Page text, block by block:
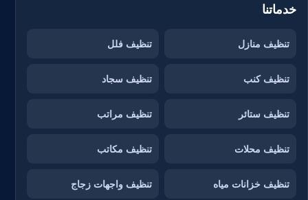
خدماتنا
تنظيف منازل تنظيف فلل
تنظيف كنب تنظيف سجاد
تنظيف ستائر تنظيف مراتب
تنظيف محلات تنظيف مكاتب
تنظيف خزانات مياه تنظيف واجهات زجاج